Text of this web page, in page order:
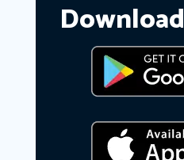
Download